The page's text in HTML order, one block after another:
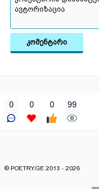
კომენტარი
0 0 0 99
© POETRY.GE 2013 - 2026